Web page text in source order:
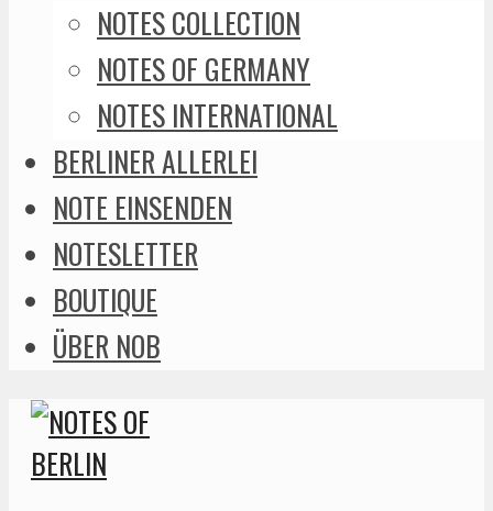
NOTES COLLECTION
NOTES OF GERMANY
NOTES INTERNATIONAL
BERLINER ALLERLEI
NOTE EINSENDEN
NOTESLETTER
BOUTIQUE
ÜBER NOB